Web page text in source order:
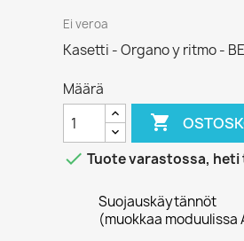
Ei veroa
Kasetti - Organo y ritmo -
Määrä

 Tuote varastossa,
Suojauskäytännöt
(muokkaa